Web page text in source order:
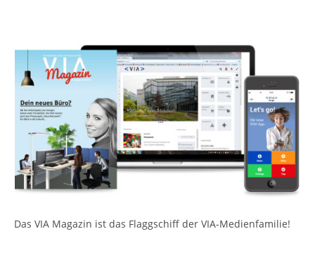
Silber 2016
Silber Visuals 2017, 2016
Das VIA Magazin ist das Flaggschiff der VIA-Medienfamilie!